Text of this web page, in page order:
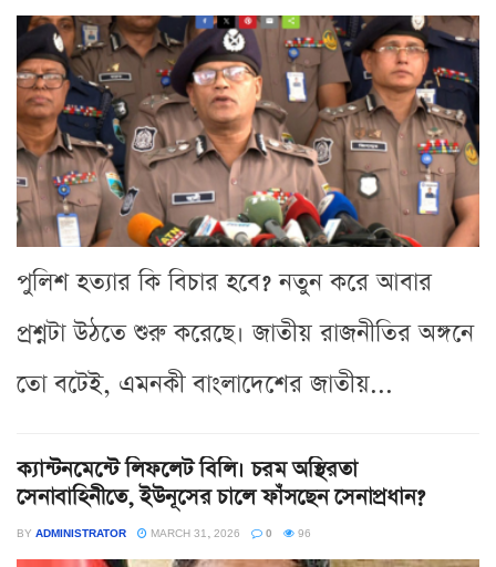
পুলিশ হত্যার কি বিচার হবে? নতুন করে আবার
প্রশ্নটা উঠতে শুরু করেছে। জাতীয় রাজনীতির অঙ্গনে
তো বটেই, এমনকী বাংলাদেশের জাতীয়...
ক্যান্টনমেন্টে লিফলেট বিলি। চরম অস্থিরতা
সেনাবাহিনীতে, ইউনূসের চালে ফাঁসছেন সেনাপ্রধান?
BY ADMINISTRATOR MARCH 31, 2026 0 96